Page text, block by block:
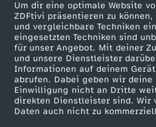
Um dir eine optimale Website
ZDFtivi präsentieren zu
und vergleichbare Techniken
eingesetzten Techniken sind
für unser Angebot. Mit deiner
und unsere Dienstleister
Informationen auf deinem
abrufen. Dabei geben wir deine
Einwilligung nicht an Dritte
direkten Dienstleister sind. Wir
Daten auch nicht zu
Mehr ZDF
ZDF-Apps
Smart TV
ZDFtext